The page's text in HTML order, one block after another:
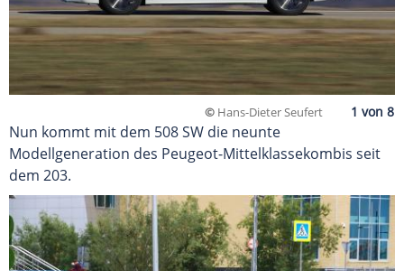
© Hans-Dieter Seufert
Nun kommt mit dem 508 SW die neunte
Modellgeneration des Peugeot-Mittelklassekombis seit
dem 203.